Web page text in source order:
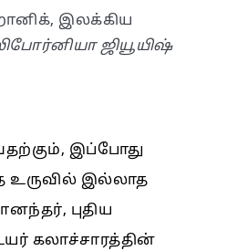
இலக்கிய
ஜியூயிஷ்
இப்போது
உருவில் இல்லாத
புதிய
கலாச்சாரத்தின்